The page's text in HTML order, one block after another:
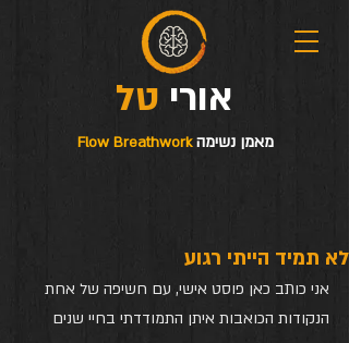
אורי
מאמן נשימהFlow Breathwork
לא תמיד הייתי רגוע
אני כותב כאן פוסט אישי, עם חשיפה של אחת
הנקודות הכואבות איתן התמודדתי בחיי שנים